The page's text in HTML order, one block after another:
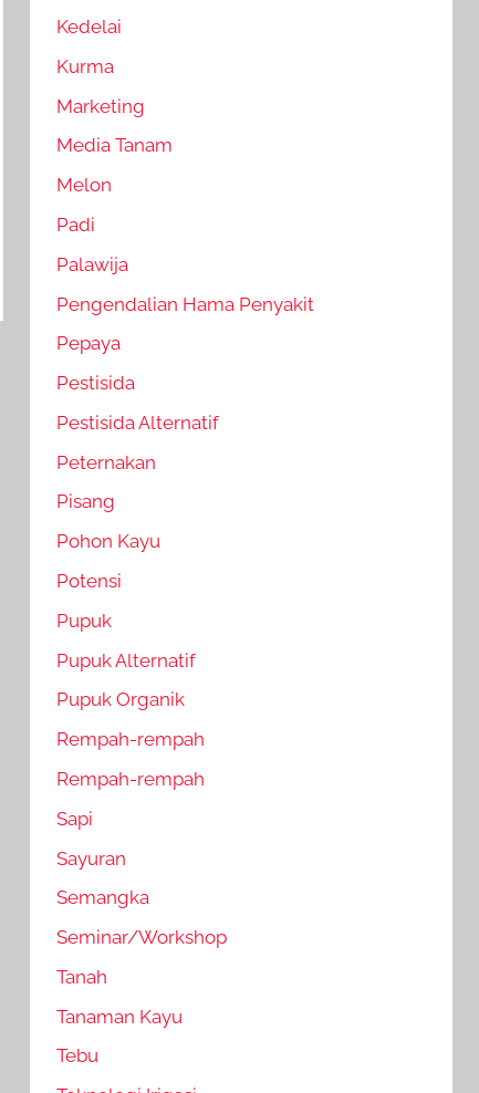
Kedelai
Kurma
Marketing
Media Tanam
Melon
Padi
Palawija
Pengendalian Hama Penyakit
Pepaya
Pestisida
Pestisida Alternatif
Peternakan
Pisang
Pohon Kayu
Potensi
Pupuk
Pupuk Alternatif
Pupuk Organik
Rempah-rempah
Rempah-rempah
Sapi
Sayuran
Semangka
Seminar/Workshop
Tanah
Tanaman Kayu
Tebu